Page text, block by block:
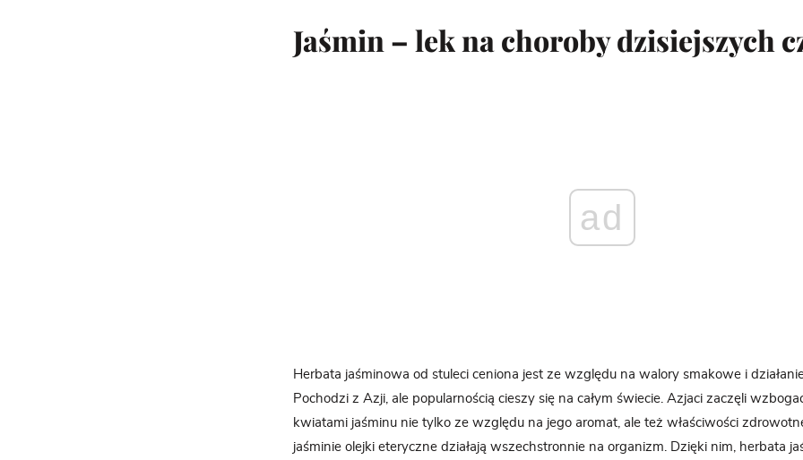
Jaśmin – lek na choroby dzisiejszych
ad
Herbata jaśminowa od stuleci ceniona jest ze względu na walory smakowe i
Pochodzi z Azji, ale popularnością cieszy się na całym świecie. Azjaci zaczęli
kwiatami jaśminu nie tylko ze względu na jego aromat, ale też właściwości
jaśminie olejki eteryczne działają wszechstronnie na organizm. Dzięki nim, herbata